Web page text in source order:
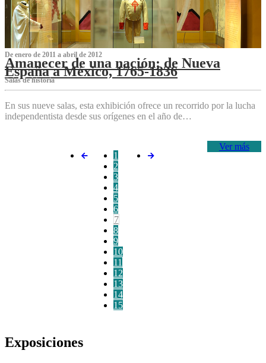
De enero de 2011 a abril de 2012
Amanecer de una nación: de Nueva
España a México, 1765-1836
Salas de historia
En sus nueve salas, esta exhibición ofrece un recorrido por la lucha
independentista desde sus orígenes en el año de…
Ver más
1
2
3
4
5
6
7
8
9
10
11
12
13
14
15
Exposiciones